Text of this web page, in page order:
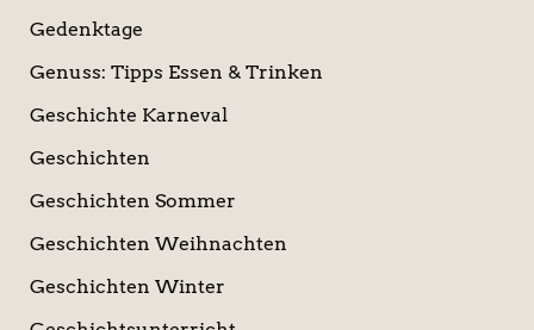
Gedenktage
Genuss: Tipps Essen & Trinken
Geschichte Karneval
Geschichten
Geschichten Sommer
Geschichten Weihnachten
Geschichten Winter